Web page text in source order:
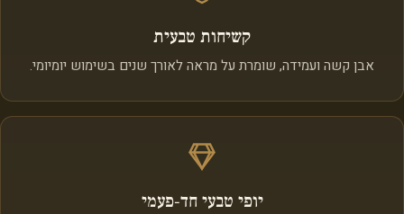
קשיחות טבעית
אבן קשה ועמידה, שומרת על מראה לאורך שנים בשימוש יומיומי.
יופי טבעי חד‑פעמי